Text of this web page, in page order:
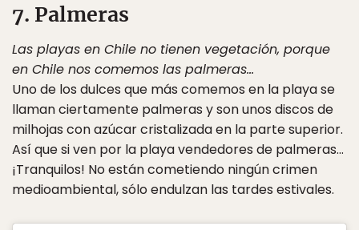
7. Palmeras
Las playas en Chile no tienen vegetación, porque
en Chile nos comemos las palmeras…
Uno de los dulces que más comemos en la playa se
llaman ciertamente palmeras y son unos discos de
milhojas con azúcar cristalizada en la parte superior.
Así que si ven por la playa vendedores de palmeras…
¡Tranquilos! No están cometiendo ningún crimen
medioambiental, sólo endulzan las tardes estivales.